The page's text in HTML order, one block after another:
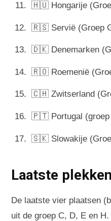
🇭🇺 Hongarije
🇷🇸 Servië (Groep
🇩🇰 Denemarken
🇷🇴 Roemenië
🇨🇭 Zwitserland
🇵🇹 Portugal (groep
🇸🇰 Slowakije
Laatste plekken
De laatste vier plaatsen
uit de groep C, D, E en